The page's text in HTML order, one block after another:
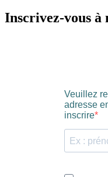
Inscrivez-vous à